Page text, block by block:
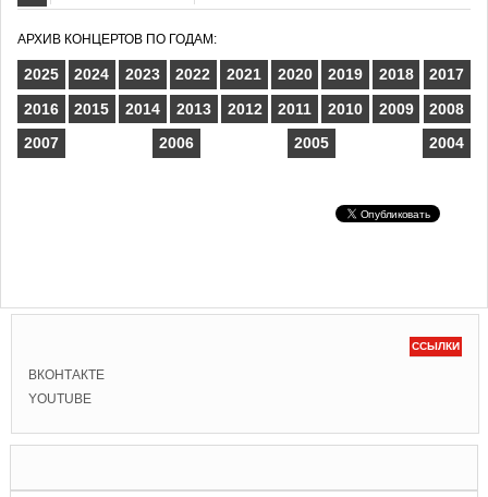
АРХИВ КОНЦЕРТОВ ПО ГОДАМ:
2025 2024 2023 2022 2021 2020 2019 2018
2017
2016
2015 2014 2013 2012 2011 2010 2009
2008
2007
2006 2005 2004
ССЫЛКИ
ВКОНТАКТЕ
YOUTUBE